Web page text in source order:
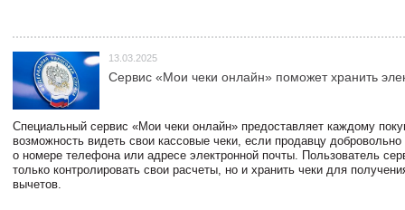
13.03.2025
Сервис «Мои чеки онлайн» поможет хранить
Специальный сервис «Мои чеки онлайн» предоставляет каждому
возможность видеть свои кассовые чеки, если продавцу
о номере телефона или адресе электронной почты. Пользователь
только контролировать свои расчеты, но и хранить чеки для
вычетов.